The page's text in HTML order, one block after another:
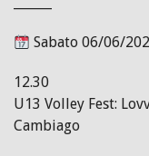
Sabato 06/06/
12.30
U13 Volley Fest:
Cambiago